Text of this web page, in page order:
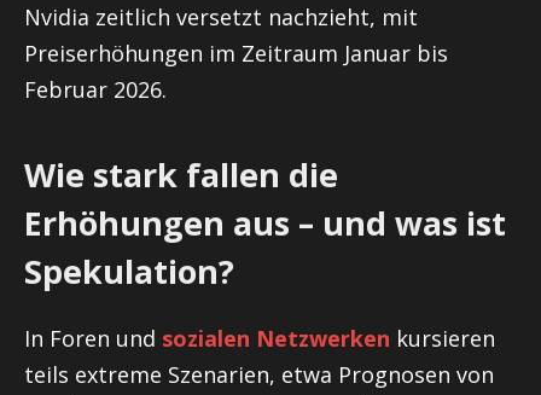
Nvidia zeitlich versetzt nachzieht, mit
Preiserhöhungen im Zeitraum Januar bis
Februar 2026.
Wie stark fallen die
Erhöhungen aus – und was ist
Spekulation?
In Foren und sozialen Netzwerken kursieren
teils extreme Szenarien, etwa Prognosen von